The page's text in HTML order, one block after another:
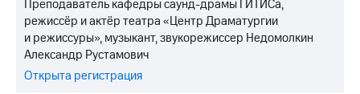
Преподаватель кафедры саунд-драмы ГИТИСа,
режиссёр и актёр театра «Центр Драматургии
и режиссуры», музыкант, звукорежиссер Недомолкин
Александр Рустамович
Открыта регистрация